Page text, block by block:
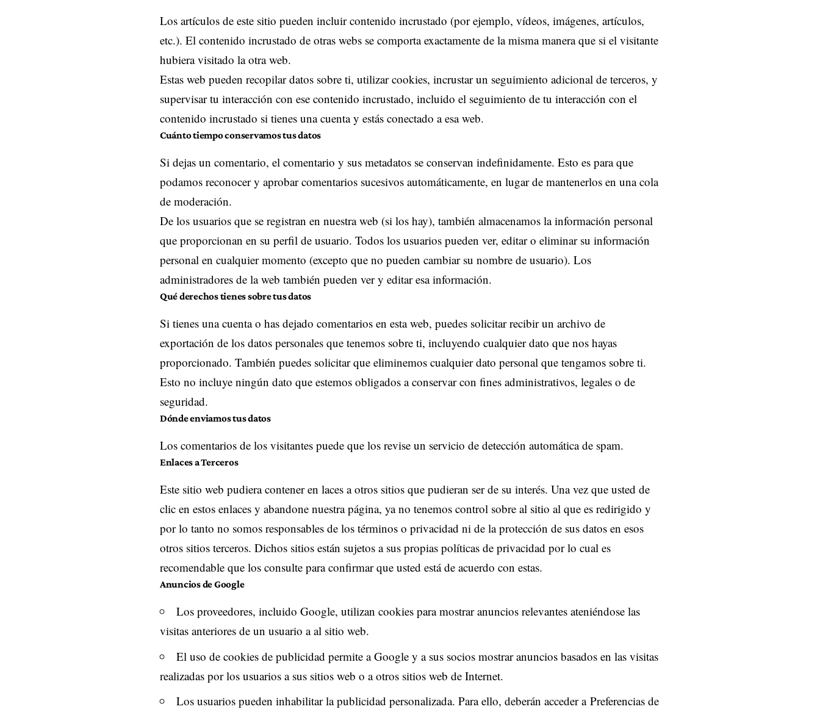
Los artículos de este sitio pueden incluir contenido incrustado (por ejemplo, vídeos, imágenes, artículos,
etc.). El contenido incrustado de otras webs se comporta exactamente de la misma manera que si el visitante
hubiera visitado la otra web.
Estas web pueden recopilar datos sobre ti, utilizar cookies, incrustar un seguimiento adicional de terceros, y
supervisar tu interacción con ese contenido incrustado, incluido el seguimiento de tu interacción con el
contenido incrustado si tienes una cuenta y estás conectado a esa web.
Cuánto tiempo conservamos tus datos
Si dejas un comentario, el comentario y sus metadatos se conservan indefinidamente. Esto es para que
podamos reconocer y aprobar comentarios sucesivos automáticamente, en lugar de mantenerlos en una cola
de moderación.
De los usuarios que se registran en nuestra web (si los hay), también almacenamos la información personal
que proporcionan en su perfil de usuario. Todos los usuarios pueden ver, editar o eliminar su información
personal en cualquier momento (excepto que no pueden cambiar su nombre de usuario). Los
administradores de la web también pueden ver y editar esa información.
Qué derechos tienes sobre tus datos
Si tienes una cuenta o has dejado comentarios en esta web, puedes solicitar recibir un archivo de
exportación de los datos personales que tenemos sobre ti, incluyendo cualquier dato que nos hayas
proporcionado. También puedes solicitar que eliminemos cualquier dato personal que tengamos sobre ti.
Esto no incluye ningún dato que estemos obligados a conservar con fines administrativos, legales o de
seguridad.
Dónde enviamos tus datos
Los comentarios de los visitantes puede que los revise un servicio de detección automática de spam.
Enlaces a Terceros
Este sitio web pudiera contener en laces a otros sitios que pudieran ser de su interés. Una vez que usted de
clic en estos enlaces y abandone nuestra página, ya no tenemos control sobre al sitio al que es redirigido y
por lo tanto no somos responsables de los términos o privacidad ni de la protección de sus datos en esos
otros sitios terceros. Dichos sitios están sujetos a sus propias políticas de privacidad por lo cual es
recomendable que los consulte para confirmar que usted está de acuerdo con estas.
Anuncios de Google
Los proveedores, incluido Google, utilizan cookies para mostrar anuncios relevantes ateniéndose las
visitas anteriores de un usuario a al sitio web.
El uso de cookies de publicidad permite a Google y a sus socios mostrar anuncios basados en las visitas
realizadas por los usuarios a sus sitios web o a otros sitios web de Internet.
Los usuarios pueden inhabilitar la publicidad personalizada. Para ello, deberán acceder a Preferencias de